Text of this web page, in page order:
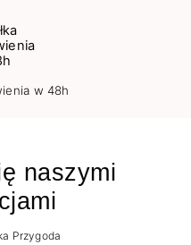
w 48h
naszymi
Przygoda